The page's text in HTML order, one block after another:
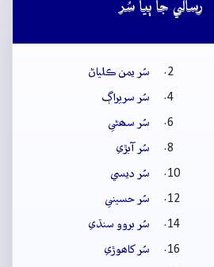
رسالي جا ٻيا سُر
سُر يمن ڪلياڻ
سُر سريراڳ
سُر سھڻي
سُر آبڙي
سُر ديسي
سُر حسيني
سُر بروو سنڌي
سُر کاھوڙي